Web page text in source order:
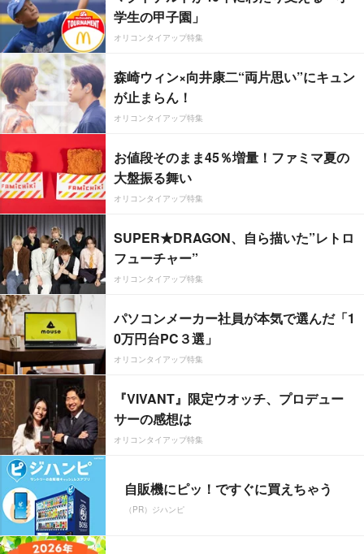
学生の甲子園」
オリコンタイアップ特集
森崎ウィン×向井康二“両片思い”にキュン
が止まらん！
オリコンタイアップ特集
お値段そのまま45％増量！ファミマ夏の
大盤振る舞い
オリコンタイアップ特集
SUPER★DRAGON、自ら描いた”レトロ
フューチャー”
オリコンタイアップ特集
パソコンメーカー社員が本気で選んだ「1
0万円台PC３選」
オリコンタイアップ特集
『VIVANT』限定ウオッチ、プロデュー
サーの感想は
オリコンタイアップ特集
自販機にピッ！ですぐに買えちゃう
（PR）ジハンピ